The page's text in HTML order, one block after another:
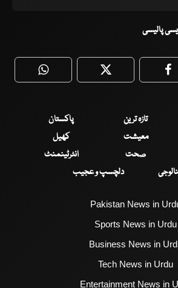
پالیسی
WhatsApp Twitter
تازہ ترین
پاکستان
معیشت
کھیل
صحت
انٹرٹینمنٹ
دلچسپ و عجیب
Pakistan News in
Sports News in Urdu
Business News in
Tech News in Urdu
Entertainment News in